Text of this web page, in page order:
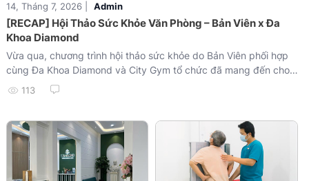
14, Tháng 7, 2026 | Admin
[RECAP] Hội Thảo Sức Khỏe Văn Phòng – Bản Viên x Đa
Khoa Diamond
Vừa qua, chương trình hội thảo sức khỏe do Bản Viên phối hợp
cùng Đa Khoa Diamond và City Gym tổ chức đã mang đến cho
người tham dự những kiến thức thiết thực xoay quanh các vấn
113